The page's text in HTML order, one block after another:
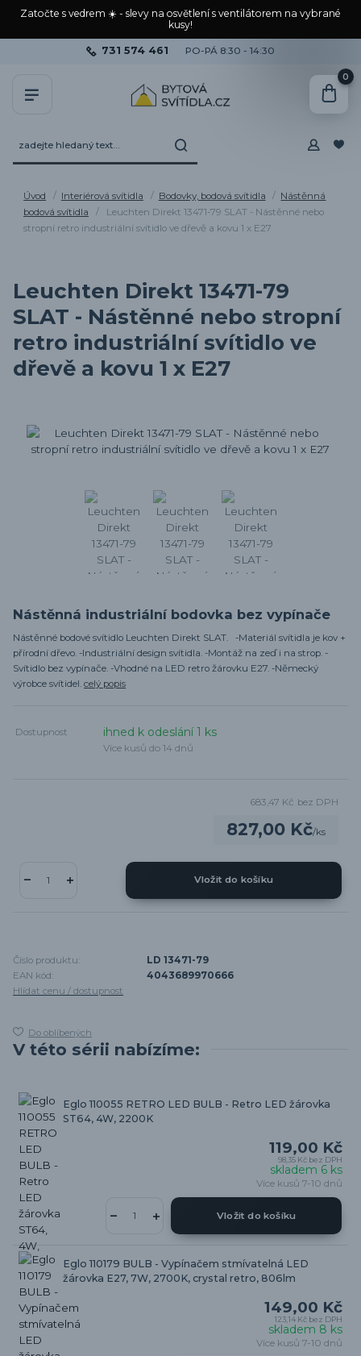
Zatočte s vedrem ☀️ - slevy na osvětlení s ventilátorem na vybrané
kusy!
731 574 461 PO-PÁ 8:30 - 14:30
0
Úvod Interiérová svítidla Bodovky, bodová svítidla
Nástěnná
bodová svítidla
Leuchten Direkt 13471-79 SLAT - Nástěnné nebo
stropní retro industriální svítidlo ve dřevě a kovu 1 x E27
Leuchten Direkt 13471-79
SLAT - Nástěnné nebo stropní
retro industriální svítidlo ve
dřevě a kovu 1 x E27
Nástěnná industriální bodovka bez vypínače
Nástěnné bodové svítidlo Leuchten Direkt SLAT. -Materiál svítidla je kov +
přírodní dřevo. -Industriální design svítidla. -Montáž na zeď i na strop. -
Svítidlo bez vypínače. -Vhodné na LED retro žárovku E27. -Německý
výrobce svítidel. celý popis
Dostupnost ihned k odeslání 1 ks
Více kusů do 14 dnů
827,00 Kč/ks
683,47 Kč bez DPH
Vložit do košíku
Číslo produktu:
LD 13471-79
EAN kód:
4043689970666
Hlídat cenu / dostupnost
Do oblíbených
V této sérii nabízíme:
Eglo 110055 RETRO LED BULB - Retro LED žárovka
ST64, 4W, 2200K
119,00 Kč
98,35 Kč bez DPH
skladem 6 ks
Více kusů 7-10 dnů
Vložit do košíku
Eglo 110179 BULB - Vypínačem stmívatelná LED
žárovka E27, 7W, 2700K, crystal retro, 806lm
149,00 Kč
123,14 Kč bez DPH
skladem 8 ks
Více kusů 7-10 dnů